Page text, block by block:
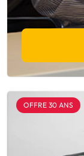
OFFRE 30 ANS